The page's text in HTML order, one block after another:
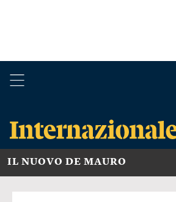
IL NUOVO DE MAURO